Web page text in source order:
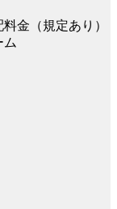
金（規定あり）
ム